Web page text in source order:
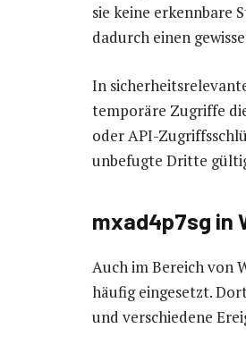
sie keine erkennbare
dadurch einen
In
temporäre Zugriffe
oder API-
unbefugte Dritte
mxad4p7sg in
Auch im Bereich von
häufig eingesetzt.
und verschiedene